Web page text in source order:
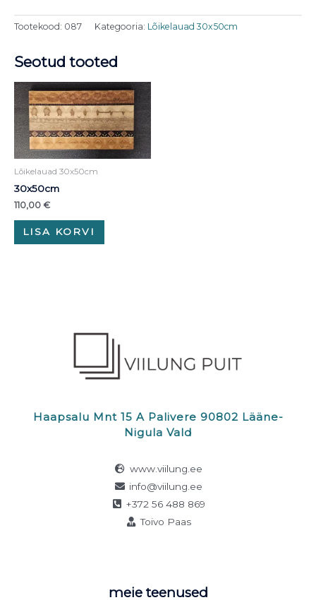
Tootekood: 087 Kategooria: Lõikelauad 30x50cm
Seotud tooted
Lõikelauad 30x50cm
30x50cm
110,00 €
LISA KORVI
Haapsalu Mnt 15 A Palivere 90802 Lääne-
Nigula Vald
www.viilung.ee
info@viilung.ee
+372 56 488 869
Toivo Paas
meie teenused